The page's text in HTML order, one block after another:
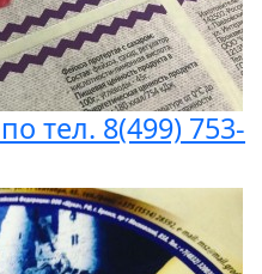
тел. 8(499) 753-